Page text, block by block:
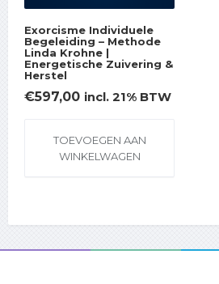
Exorcisme Individuele
Begeleiding – Methode
Linda Krohne |
Energetische Zuivering &
Herstel
€597,00 incl. 21% BTW
TOEVOEGEN AAN
WINKELWAGEN